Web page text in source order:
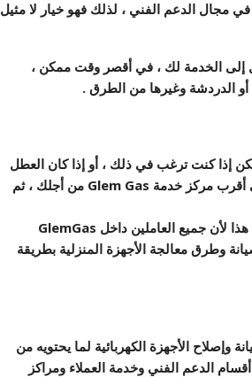
مجال الدعم الفني ، لذلك فهو خيار لا مثيل
إلى الخدمة لك ، في أقصر وقت ممكن ،
أو الدردشة وغيرها من الطرق .
إذا كنت ترغب في ذلك ، أو إذا كان العطل
أقرب مركز خدمة Glem Gas
من أجلك ، ثم
لأن جميع العاملين داخل GlemGas
وطرق معالجة الأجهزة المنزلية بطريقة
الأجهزة الكهربائية لما يحتويه من
الدعم الفني وخدمة العملاء ومراكز